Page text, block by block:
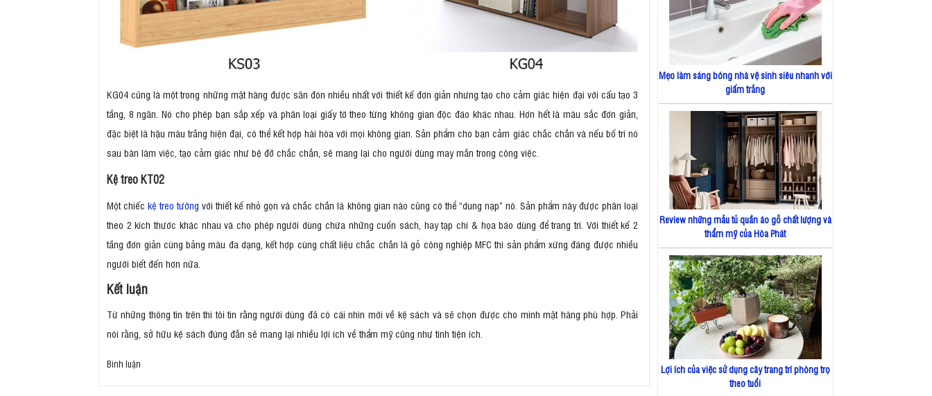
KG04 cũng là một trong những mặt hàng được săn đón nhiều nhất với thiết kế đơn giản nhưng tạo cho cảm giác hiện đại với cấu tạo 3
tầng, 8 ngăn. Nó cho phép bạn sắp xếp và phân loại giấy tờ theo từng không gian độc đáo khác nhau. Hơn hết là màu sắc đơn giản,
đặc biệt là hậu màu trắng hiện đại, có thể kết hợp hài hòa với mọi không gian. Sản phẩm cho bạn cảm giác chắc chắn và nếu bố trí nó
sau bàn làm việc, tạo cảm giác như bệ đỡ chắc chắn, sẽ mang lại cho người dùng may mắn trong công việc.
Kệ treo KT02
Một chiếckệ treo tường với thiết kế nhỏ gọn và chắc chắn là không gian nào cũng có thể “dung nạp” nó. Sản phẩm này được phân loại
theo 2 kích thước khác nhau và cho phép người dùng chứa những cuốn sách, hay tạp chí & họa báo dùng để trang trí. Với thiết kế 2
tầng đơn giản cùng bảng màu đa dạng, kết hợp cùng chất liệu chắc chắn là gỗ công nghiệp MFC thì sản phẩm xứng đáng được nhiều
người biết đến hơn nữa.
Kết luận
Từ những thông tin trên thì tôi tin rằng người dùng đã có cái nhìn mới về kệ sách và sẽ chọn được cho mình mặt hàng phù hợp. Phải
nói rằng, sở hữu kệ sách đúng đắn sẽ mang lại nhiều lợi ích về thẩm mỹ cũng như tính tiện ích.
Bình luận
Mẹo làm sáng bóng nhà vệ sinh siêu nhanh với
giấm trắng
Review những mẫu tủ quần áo gỗ chất lượng và
thẩm mỹ của Hòa Phát
Lợi ích của việc sử dụng cây trang trí phòng trọ
theo tuổi